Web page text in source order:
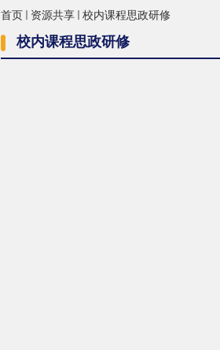
首页 资源共享 校内课程思政研修
校内课程思政研修